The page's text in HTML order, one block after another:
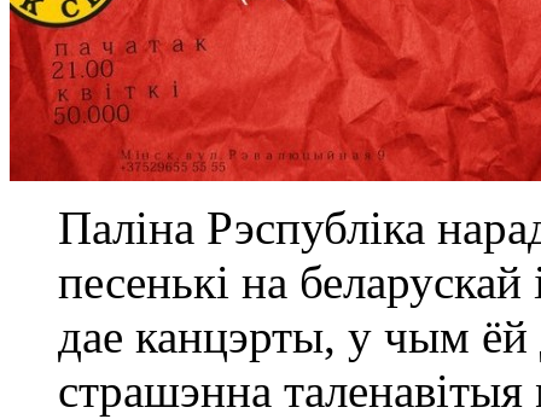
Паліна Рэспубліка
песенькі на
дае канцэрты, у чым ёй
страшэнна таленавітыя